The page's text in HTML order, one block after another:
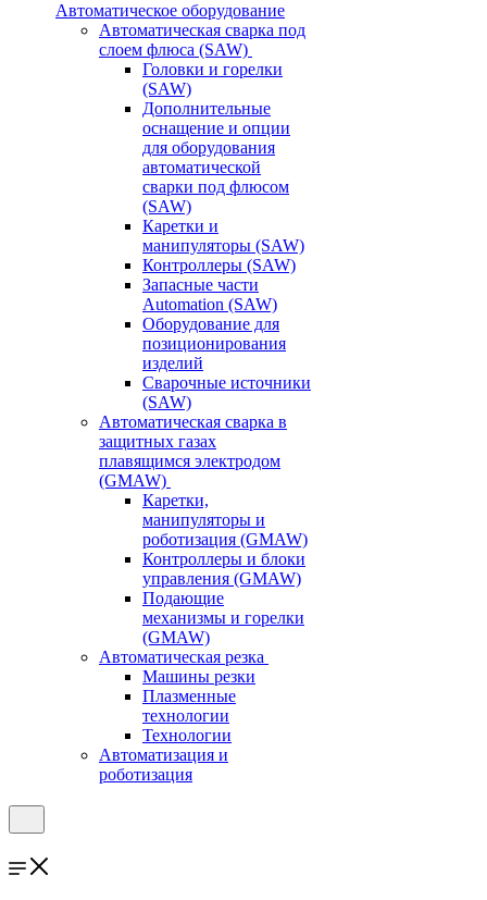
Автоматическое оборудование
Автоматическая сварка под
слоем флюса (SAW)
Головки и горелки
(SAW)
Дополнительные
оснащение и опции
для оборудования
автоматической
сварки под флюсом
(SAW)
Каретки и
манипуляторы (SAW)
Контроллеры (SAW)
Запасные части
Automation (SAW)
Оборудование для
позиционирования
изделий
Сварочные источники
(SAW)
Автоматическая сварка в
защитных газах
плавящимся электродом
(GMAW)
Каретки,
манипуляторы и
роботизация (GMAW)
Контроллеры и блоки
управления (GMAW)
Подающие
механизмы и горелки
(GMAW)
Автоматическая резка
Машины резки
Плазменные
технологии
Технологии
Автоматизация и
роботизация